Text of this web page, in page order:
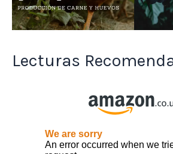
Lecturas